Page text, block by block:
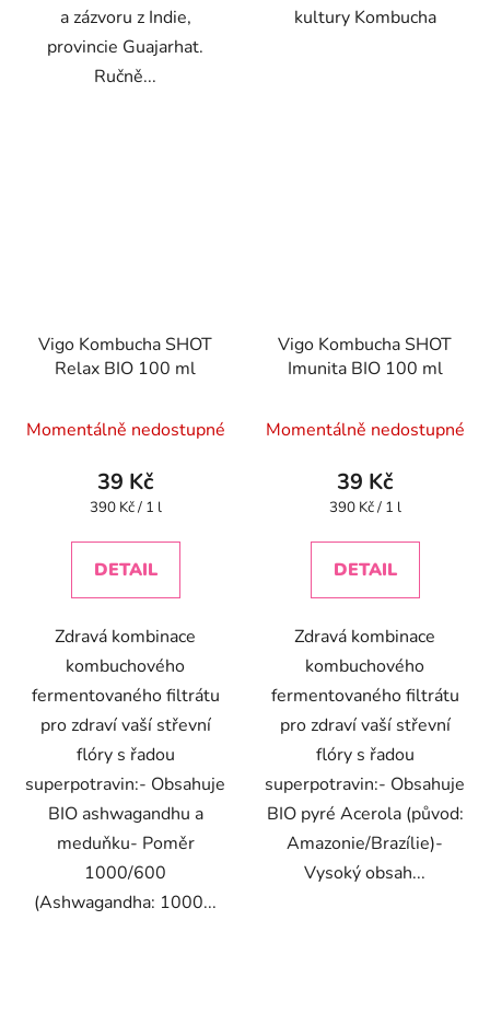
a zázvoru z Indie,
provincie Guajarhat.
Ručně...
kultury Kombucha
Vigo Kombucha SHOT
Relax BIO 100 ml
Momentálně nedostupné
39 Kč
Měrná
390 Kč / 1 l
DETAIL
Zdravá kombinace
kombuchového
fermentovaného filtrátu
pro zdraví vaší střevní
flóry s řadou
superpotravin:- Obsahuje
BIO ashwagandhu a
meduňku- Poměr
1000/600
(Ashwagandha: 1000...
Vigo Kombucha SHOT
Imunita BIO 100 ml
Momentálně nedostupné
39 Kč
Měrná
390 Kč / 1 l
DETAIL
Zdravá kombinace
kombuchového
fermentovaného filtrátu
pro zdraví vaší střevní
flóry s řadou
superpotravin:- Obsahuje
BIO pyré Acerola (původ:
Amazonie/Brazílie)-
Vysoký obsah...